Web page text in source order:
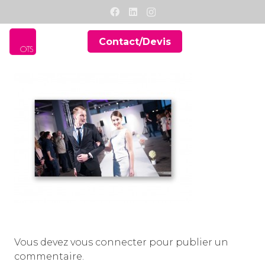
Contact/Devis
Vous devez vous connecter pour publier un
commentaire.